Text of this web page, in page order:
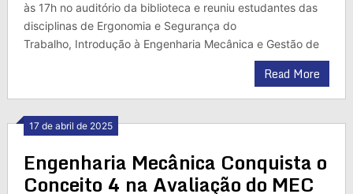
às 17h no auditório da biblioteca e reuniu estudantes das
disciplinas de Ergonomia e Segurança do
Trabalho, Introdução à Engenharia Mecânica e Gestão de
Read More
17 de abril de 2025
Engenharia Mecânica Conquista o
Conceito 4 na Avaliação do MEC